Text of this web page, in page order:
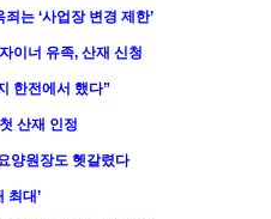
는 ‘사업장 변경 제한’
이너 유족, 산재 신청
한전에서 했다”
산재 인정
양원장도 헷갈렸다
최대’